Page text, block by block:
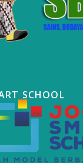
SCHOOL